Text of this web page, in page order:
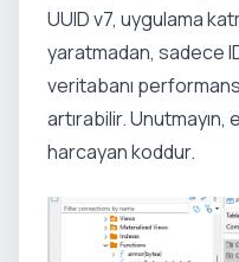
UUID v7, uygulama
yaratmadan, sadece
veritabanı
artırabilir. Unutmayın,
harcayan koddur.